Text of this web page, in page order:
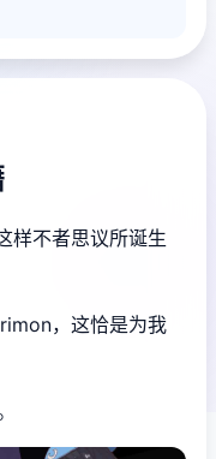
样不者思议所诞生
，这恰是为我